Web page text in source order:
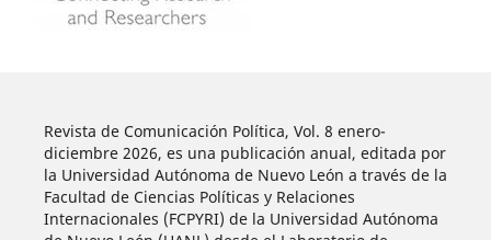
Revista de Comunicación Política, Vol. 8 enero-
diciembre 2026, es una publicación anual, editada por
la Universidad Autónoma de Nuevo León a través de la
Facultad de Ciencias Políticas y Relaciones
Internacionales (FCPYRI) de la Universidad Autónoma